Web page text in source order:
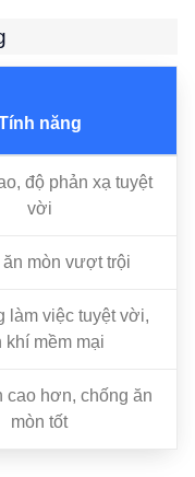
năng
độ phản xạ tuyệt
vời
ăn mòn vượt trội
làm việc tuyệt vời,
khí mềm mại
cao hơn, chống ăn
mòn tốt